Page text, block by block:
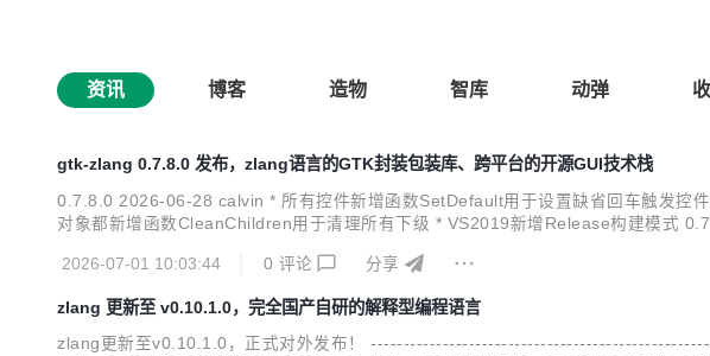
资讯 博客 造物 智库 动弹
gtk-zlang 0.7.8.0 发布，zlang语言的GTK封装包装库、跨平台的开源GUI技术栈
0.7.8.0 2026-06-28 calvin * 所有控件新增函数SetDefault用于设置缺省回车触发
对象都新增函数CleanChildren用于清理所有下级 * VS2019新增Release构建模式
2026-07-01 10:03:44
0 评论 分享
zlang 更新至 v0.10.1.0，完全国产自研的解释型编程语言
zlang更新至v0.10.1.0，正式对外发布！